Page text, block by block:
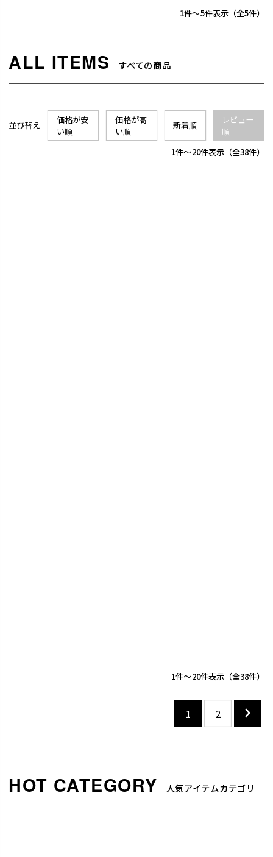
5
1 -
5件表示
すべての商品
並び替え
価格が安
い順
価格が高
い順
新着順
レビュー
順
38
1 -20件表示
38
1 -20件表示
1 2
人気アイテムカテゴリ